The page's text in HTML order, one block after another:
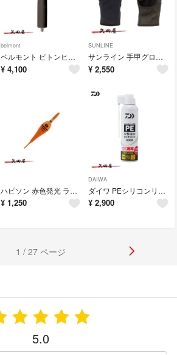
belmont
ベルモント ピトンヒッター 磯用ハンマー MS-054 (0546)
¥ 4,100
SUNLINE
サンライン 手甲グローブ SUG-604 ブラック Lサイズ (7598)
¥ 2,550
ハピソン 赤色発光 ラバートップミニウキ YF-065DL 1号 (0979)
¥ 1,250
DAIWA
ダイワ PEシリコンリッチコート G300 (8142) PEラインコーティング
¥ 2,900
1 / 27 ページ
5.0